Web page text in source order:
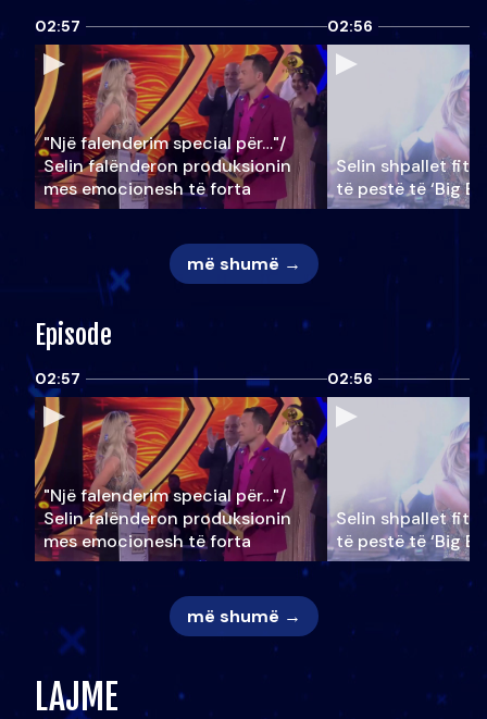
02:57
"Një falenderim special për…"/
Selin falënderon produksionin
mes emocionesh të forta
02:56
Selin shpallet
të pestë të ‘Big
më shumë →
Episode
02:57
"Një falenderim special për…"/
Selin falënderon produksionin
mes emocionesh të forta
02:56
Selin shpallet
të pestë të ‘Big
më shumë →
LAJME